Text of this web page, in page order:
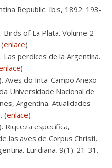
Republic. Ibis, 1892: 193-
Birds of La Plata. Volume 2.
enlace)
Las perdices de la Argentina.
)
Aves do Inta-Campo Anexo
Universidade Nacional de
Argentina. Atualidades
(enlace)
Riqueza específica,
las aves de Corpus Christi,
Lundiana, 9(1): 21-31.